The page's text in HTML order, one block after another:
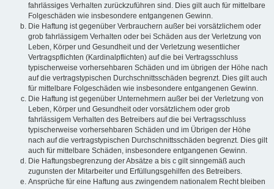
fahrlässiges Verhalten zurückzuführen sind. Dies gilt auch für mittelbare
Folgeschäden wie insbesondere entgangenen Gewinn.
Die Haftung ist gegenüber Verbrauchern außer bei vorsätzlichem oder
grob fahrlässigem Verhalten oder bei Schäden aus der Verletzung von
Leben, Körper und Gesundheit und der Verletzung wesentlicher
Vertragspflichten (Kardinalpflichten) auf die bei Vertragsschluss
typischerweise vorhersehbaren Schäden und im übrigen der Höhe nach
auf die vertragstypischen Durchschnittsschäden begrenzt. Dies gilt auch
für mittelbare Folgeschäden wie insbesondere entgangenen Gewinn.
Die Haftung ist gegenüber Unternehmern außer bei der Verletzung von
Leben, Körper und Gesundheit oder vorsätzlichem oder grob
fahrlässigem Verhalten des Betreibers auf die bei Vertragsschluss
typischerweise vorhersehbaren Schäden und im Übrigen der Höhe
nach auf die vertragstypischen Durchschnittsschäden begrenzt. Dies gilt
auch für mittelbare Schäden, insbesondere entgangenen Gewinn.
Die Haftungsbegrenzung der Absätze a bis c gilt sinngemäß auch
zugunsten der Mitarbeiter und Erfüllungsgehilfen des Betreibers.
Ansprüche für eine Haftung aus zwingendem nationalem Recht bleiben